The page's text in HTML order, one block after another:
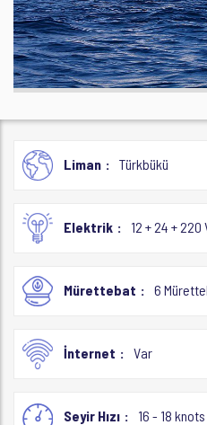
Liman Türkbükü
Elektrik 12 + 24 + 220
Mürettebat 6
İnternet Var
Seyir Hızı 16 - 18 knots